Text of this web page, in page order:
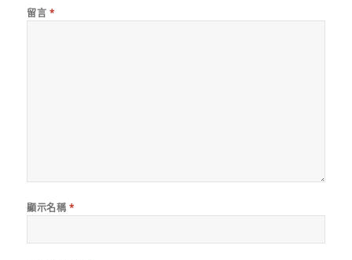
留言 *
顯示名稱 *